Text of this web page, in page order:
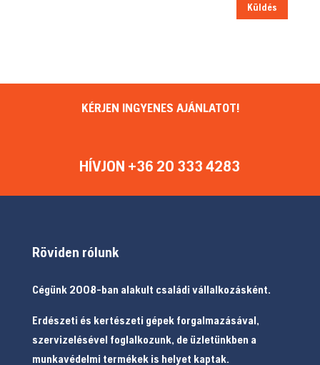
Küldés
KÉRJEN INGYENES AJÁNLATOT!
HÍVJON +36 20 333 4283
Röviden rólunk
Cégünk 2008-ban alakult családi vállalkozásként.
Erdészeti és kertészeti gépek forgalmazásával,
szervizelésével foglalkozunk, de üzletünkben a
munkavédelmi termékek is helyet kaptak.